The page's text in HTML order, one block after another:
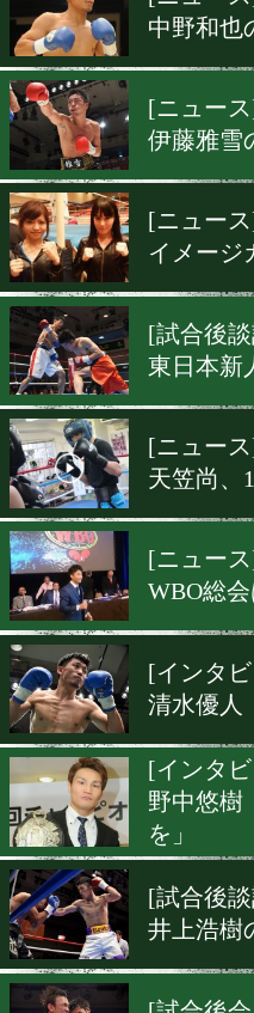
▶ 新着 KO KiNG ダ
[ニュ
中野
[ニュ
[ニュ
イメ
[試合
東日
天笠
[ニュ
WBO
[イン
清水